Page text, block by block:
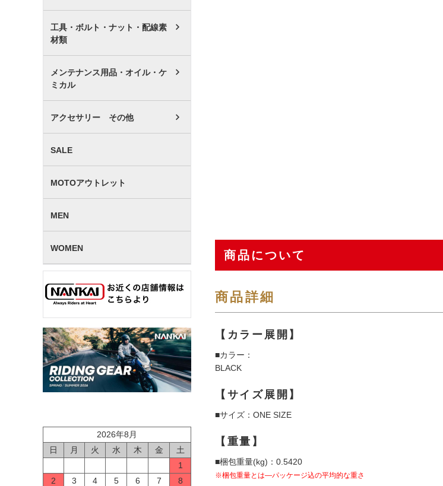
工具・ボルト・ナット・配線素
材類
メンテナンス用品・オイル・ケ
ミカル
アクセサリー その他
SALE
MOTOアウトレット
MEN
WOMEN
2026年8月
日
月 火 水 木 金
土
1
2
3 4 5 6 7
8
商品について
商品詳細
【カラー展開】
■カラー：
BLACK
【サイズ展開】
■サイズ：ONE SIZE
【重量】
■梱包重量(kg)：0.5420
※梱包重量とは―パッケージ込の平均的な重さ